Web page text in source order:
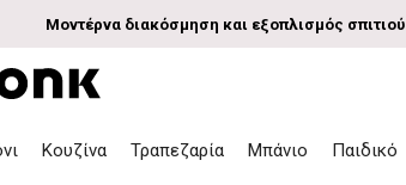
Μοντέρνα διακόσμηση και εξοπλισμός σπιτιού
Κουζίνα Τραπεζαρία Μπάνιο Παιδικό